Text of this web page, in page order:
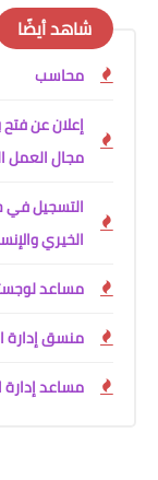
شاهد أيضًا
محاسب
إعلان عن
مجال العمل
التسجيل في
الخيري
مساعد
منسق إدارة
مساعد إدارة